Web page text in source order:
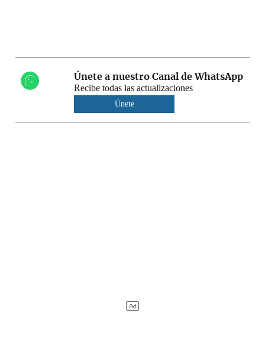
Únete a nuestro Canal de WhatsApp
Recibe todas las actualizaciones
Únete